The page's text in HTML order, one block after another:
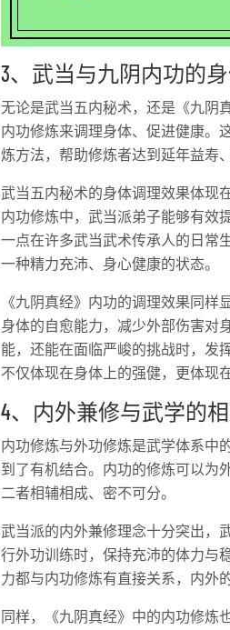
3、武当与九阴内功的
无论是武当五内秘术，还是《九阴
内功修炼来调理身体、促进健康。
炼方法，帮助修炼者达到延年益寿
武当五内秘术的身体调理效果体现
内功修炼中，武当派弟子能够有效
一点在许多武当武术传承人的日常
一种精力充沛、身心健康的状态。
《九阴真经》内功的调理效果同
身体的自愈能力，减少外部伤害对
能，还能在面临严峻的挑战时，发
不仅体现在身体上的强健，更体现
4、内外兼修与武学的
内功修炼与外功修炼是武学体系中
到了有机结合。内功的修炼可以为
二者相辅相成、密不可分。
武当派的内外兼修理念十分突出，
行外功训练时，保持充沛的体力与
力都与内功修炼有直接关系，内外
同样，《九阴真经》中的内功修炼